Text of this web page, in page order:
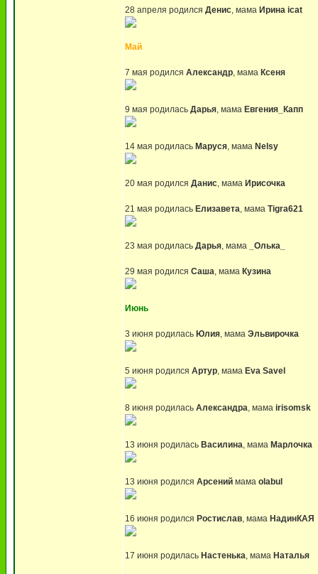
28 апреля родился Денис, мама Ирина icat
Май
7 мая родился Александр, мама Ксеня
9 мая родилась Дарья, мама Евгения_Капп
14 мая родилась Маруся, мама Nelsy
20 мая родился Данис, мама Ирисочка
21 мая родилась Елизавета, мама Tigra621
23 мая родилась Дарья, мама _Олька_
29 мая родился Саша, мама Кузина
Июнь
3 июня родилась Юлия, мама Эльвирочка
5 июня родился Артур, мама Eva Savel
8 июня родилась Александра, мама irisomsk
13 июня родилась Василина, мама Марлочка
13 июня родился Арсений мама olabul
16 июня родился Ростислав, мама НадинКАЯ
17 июня родилась Настенька, мама Наталья